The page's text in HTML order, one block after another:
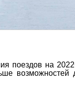
поездов на